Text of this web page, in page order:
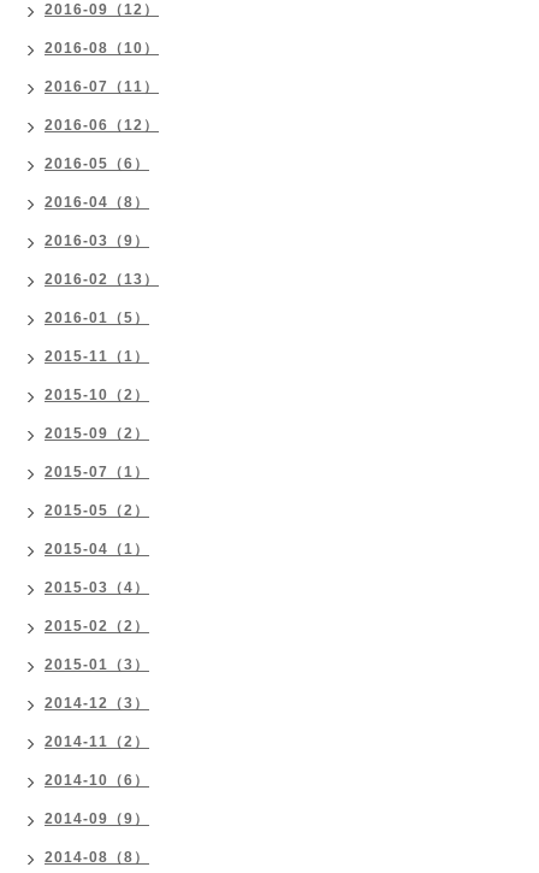
2016-09（12）
2016-08（10）
2016-07（11）
2016-06（12）
2016-05（6）
2016-04（8）
2016-03（9）
2016-02（13）
2016-01（5）
2015-11（1）
2015-10（2）
2015-09（2）
2015-07（1）
2015-05（2）
2015-04（1）
2015-03（4）
2015-02（2）
2015-01（3）
2014-12（3）
2014-11（2）
2014-10（6）
2014-09（9）
2014-08（8）